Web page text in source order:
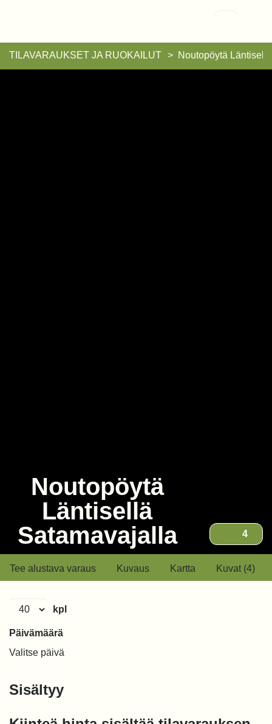
TILAVARAUKSET JA RUOKAILUT Noutopöytä
Noutopöytä
Läntisellä
Satamavajalla
4
Noutopöytä Läntisellä Satamavajalla
Tee alustava varaus Kuvaus Kartta Kuvat (4)
kpl
Päivämäärä
Valitse päivä
Sisältyy